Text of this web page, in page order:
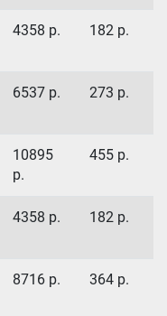
4358 р. 182 р.
6537 р. 273 р.
10895
р.
455 р.
4358 р. 182 р.
8716 р. 364 р.